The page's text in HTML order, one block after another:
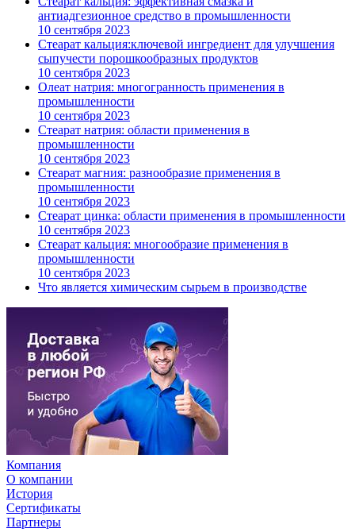
антиадгезионное средство в промышленности
10 сентября 2023
Стеарат кальция:ключевой ингредиент для улучшения
сыпучести порошкообразных продуктов
10 сентября 2023
Олеат натрия: многогранность применения в
промышленности
10 сентября 2023
Стеарат натрия: области применения в
промышленности
10 сентября 2023
Стеарат магния: разнообразие применения в
промышленности
10 сентября 2023
Стеарат цинка: области применения в промышленности
10 сентября 2023
Стеарат кальция: многообразие применения в
промышленности
10 сентября 2023
Что является химическим сырьем в производстве
Компания
О компании
История
Сертификаты
Партнеры